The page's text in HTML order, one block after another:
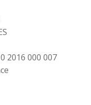
2016 000 007